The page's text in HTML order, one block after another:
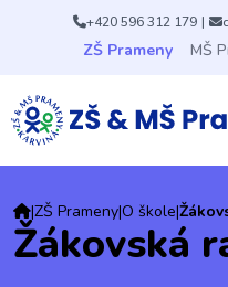
+420 596 312 179 |
ZŠ Prameny MŠ
|ZŠ Prameny|O škole|
Žákovská